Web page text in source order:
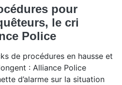
pour
le cri
Police
de procédures en hausse et
: Alliance Police
d’alarme sur la situation